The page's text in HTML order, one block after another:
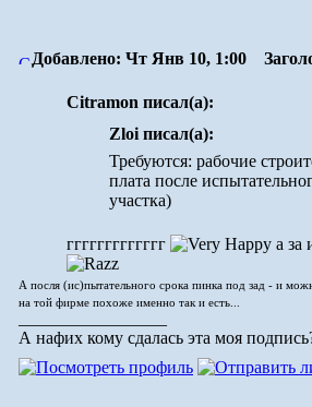
Добавлено: Чт Янв 10, 1:00
Citramon писал(а):
Zloi писал(а):
Требуются: рабочие
плата после
участка)
ггггггггггггг а за
А посля (ис)пытательного срока пинка под зад - и
на той фирме похоже именно так и есть...
А нафих кому сдалась эта моя